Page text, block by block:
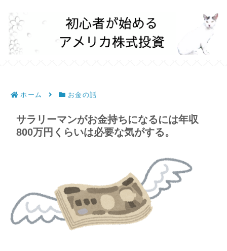
ホーム お金の話
サラリーマンがお金持ちになるには年収
800万円くらいは必要な気がする。